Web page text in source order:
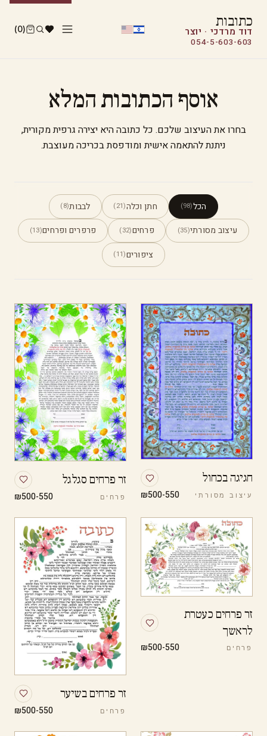
כתובות
דוד מרדכי · יוצר
054-5-603-603
(0)
אוסף הכתובות המלא
בחרו את העיצוב שלכם. כל כתובה היא יצירה גרפית מקורית,
ניתנת להתאמה אישית ומודפסת בכריכה מעוצבת.
הכל(98) חתן וכלה(21) לבבות(8)
עיצוב מסורתי(35) פרחים(32) פרפרים ופרחים(13)
ציפורים(11)
חגיגה בכחול
עיצוב מסורתי ₪500-550
זר פרחים סגלגל
פרחים ₪500-550
זר פרחים כעטרת
לראשך
פרחים ₪500-550
זר פרחים בשיער
פרחים ₪500-550